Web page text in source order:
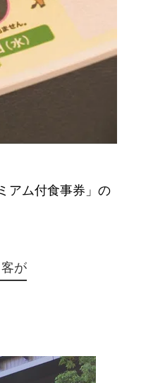
アム付食事券」の
が